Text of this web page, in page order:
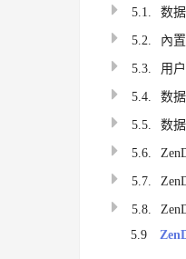
5.1. 数
5.2. 內
5.3. 用
5.4. 数
5.5. 数
5.6.
5.7.
5.8.
5.9